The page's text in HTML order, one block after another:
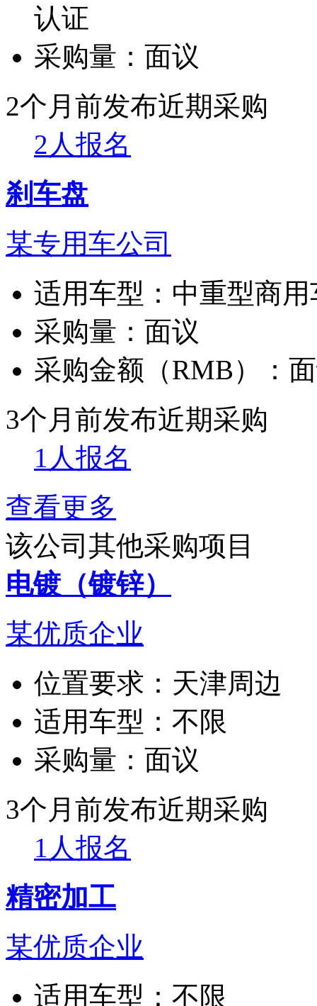
认证
采购量： 面议
2个月前发布近期采购
2人报名
刹车盘
某专用车公司
适用车型： 中重型商
采购量： 面议
采购金额（RMB）：
3个月前发布近期采购
1人报名
查看更多
该公司其他采购项目
电镀（镀锌）
某优质企业
位置要求： 天津周边
适用车型： 不限
采购量： 面议
3个月前发布近期采购
1人报名
精密加工
某优质企业
适用车型： 不限